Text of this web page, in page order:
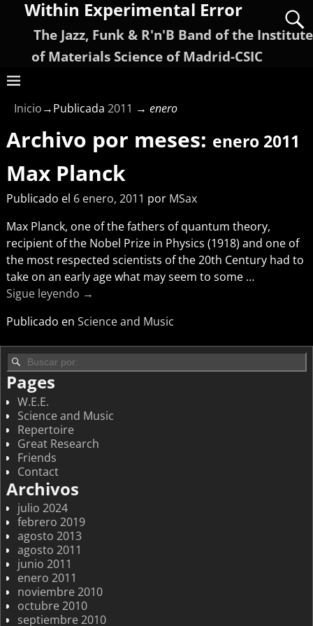
Within Experimental Error
The Jazz, Funk & R'n'B Band of the Institute
of Materials Science of Madrid-CSIC
Inicio→Publicada 2011 → enero
Archivo por meses: enero 2011
Max Planck
Publicado el 6 enero, 2011 por MSax
Max Planck, one of the fathers of quantum theory,
recipient of the Nobel Prize in Physics (1918) and one of
the most respected scientists of the 20th Century had to
take on an early age what may seem to some …
Sigue leyendo →
Publicado en Science and Music
Pages
W.E.E.
Science and Music
Repertoire
Great Research
Friends
Contact
Archivos
julio 2024
febrero 2019
agosto 2013
agosto 2011
junio 2011
enero 2011
noviembre 2010
octubre 2010
septiembre 2010